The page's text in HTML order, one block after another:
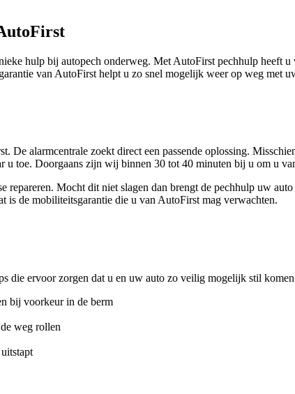
hulp bij autopech onderweg. Met AutoFirst pechhulp heeft
van AutoFirst helpt u zo snel mogelijk weer op weg met
De alarmcentrale zoekt direct een passende oplossing.
u toe. Doorgaans zijn wij binnen 30 tot 40 minuten bij u om u
repareren. Mocht dit niet slagen dan brengt de pechhulp uw
is de mobiliteitsgarantie die u van AutoFirst mag verwachten.
die ervoor zorgen dat u en uw auto zo veilig mogelijk stil komen
bij voorkeur in de berm
weg rollen